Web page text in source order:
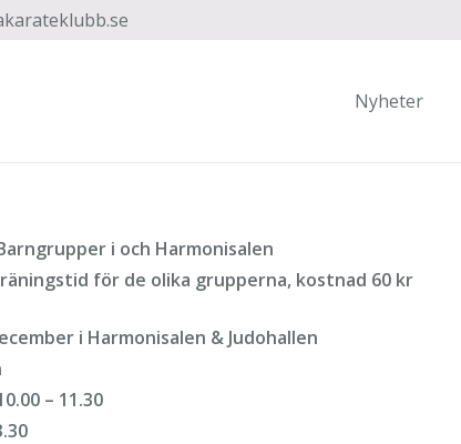
Nyheter
i och Harmonisalen
för de olika grupperna, kostnad 60 kr
i Harmonisalen & Judohallen
– 11.30